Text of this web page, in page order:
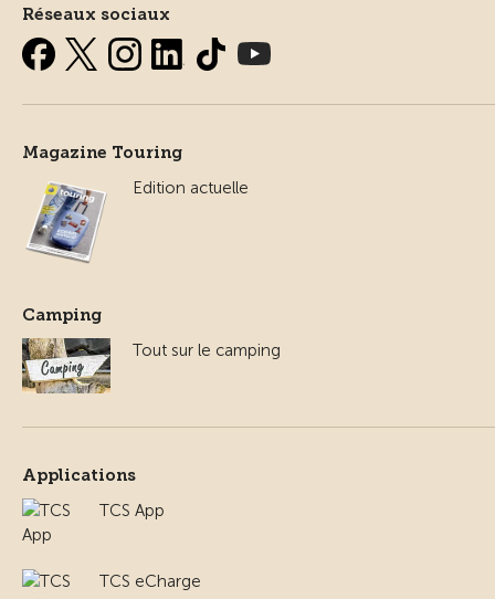
Réseaux sociaux
Magazine Touring
Edition actuelle
Camping
Tout sur le camping
Applications
TCS App
TCS eCharge